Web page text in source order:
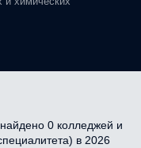
0 колледжей и
в 2026